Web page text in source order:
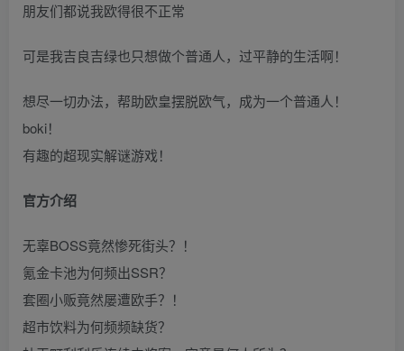
朋友们都说我欧得很不正常
可是我吉良吉绿也只想做个普通人，过平静的生活啊！
想尽一切办法，帮助欧皇摆脱欧气，成为一个普通人！
boki！
有趣的超现实解谜游戏！
官方介绍
无辜BOSS竟然惨死街头？！
氪金卡池为何频出SSR？
套圈小贩竟然屡遭欧手？！
超市饮料为何频频缺货？